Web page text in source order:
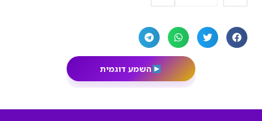
השמע דוגמית